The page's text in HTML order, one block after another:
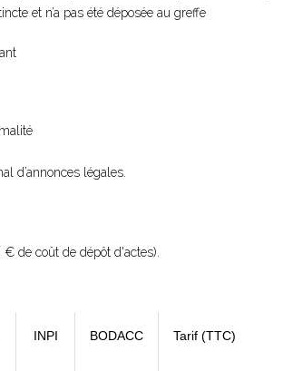
et n’a pas été déposée au greffe
d’annonces légales.
de coût de dépôt d'actes).
INPI BODACC Tarif (TTC)